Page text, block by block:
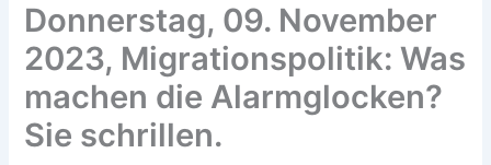
Donnerstag, 09. November
2023, Migrationspolitik: Was
machen die Alarmglocken?
Sie schrillen.